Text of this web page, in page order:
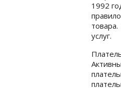
1992
услуг.